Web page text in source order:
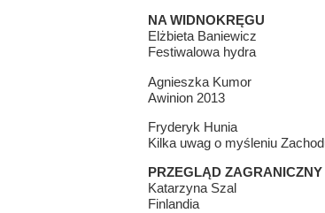
NA WIDNOKRĘGU
Elżbieta Baniewicz
Festiwalowa hydra
Agnieszka Kumor
Awinion 2013
Fryderyk Hunia
Kilka uwag o myśleniu
PRZEGLĄD ZAGRANICZNY
Katarzyna Szal
Finlandia